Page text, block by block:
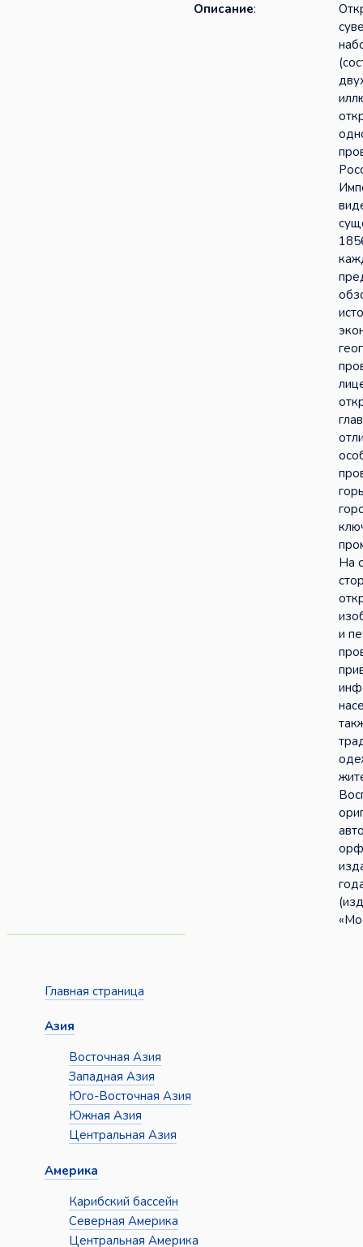
Описание:
На
и
Главная страница
Азия
Восточная Азия
Западная Азия
Юго-Восточная Азия
Южная Азия
Центральная Азия
Америка
Карибский бассейн
Северная Америка
Центральная Америка